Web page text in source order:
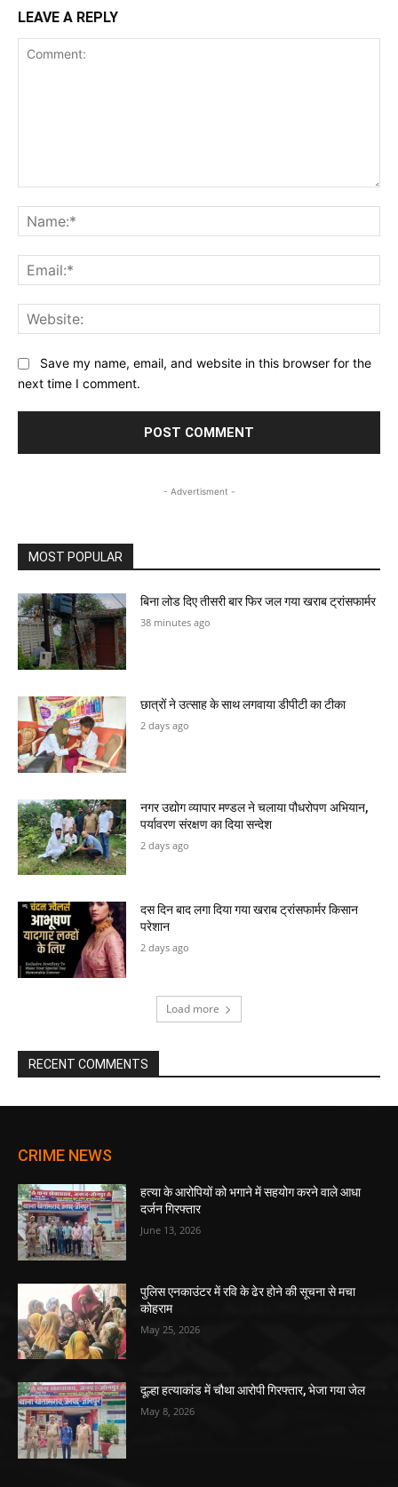
LEAVE A REPLY
Save my name, email, and website in this browser for the
next time I comment.
- Advertisment -
MOST POPULAR
बिना लोड दिए तीसरी बार फिर जल गया खराब ट्रांसफार्मर
38 minutes ago
छात्रों ने उत्साह के साथ लगवाया डीपीटी का टीका
2 days ago
नगर उद्योग व्यापार मण्डल ने चलाया पौधरोपण अभियान,
पर्यावरण संरक्षण का दिया सन्देश
2 days ago
दस दिन बाद लगा दिया गया खराब ट्रांसफार्मर किसान
परेशान
2 days ago
Load more
RECENT COMMENTS
CRIME NEWS
हत्या के आरोपियों को भगाने में सहयोग करने वाले आधा
दर्जन गिरफ्तार
June 13, 2026
पुलिस एनकाउंटर में रवि के ढेर होने की सूचना से मचा
कोहराम
May 25, 2026
दूल्हा हत्याकांड में चौथा आरोपी गिरफ्तार, भेजा गया जेल
May 8, 2026